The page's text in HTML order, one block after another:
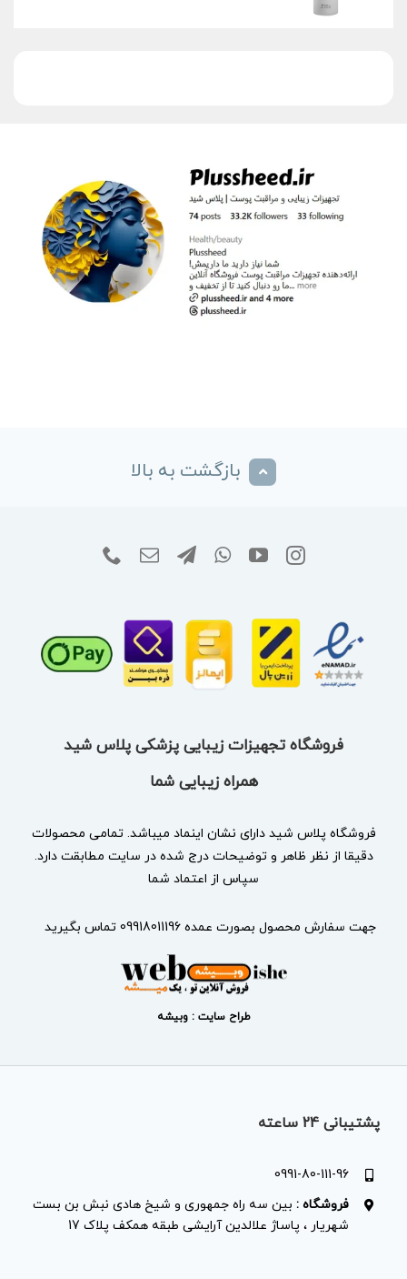
بازگشت به بالا
فروشگاه تجهیزات زیبایی پزشکی پلاس شید
همراه زیبایی شما
فروشگاه پلاس شید دارای نشان اینماد میباشد. تمامی محصولات
دقیقا از نظر ظاهر و توضیحات درج شده در سایت مطابقت دارد.
سپاس از اعتماد شما
جهت سفارش محصول بصورت عمده 09918011196 تماس بگیرید
طراح سایت : وبیشه
پشتیبانی 24 ساعته
0991-80-111-96
فروشگاه :بین سه راه جمهوری و شیخ هادی نبش بن بست
شهریار ، پاساژ علالدین آرایشی طبقه همکف پلاک 17